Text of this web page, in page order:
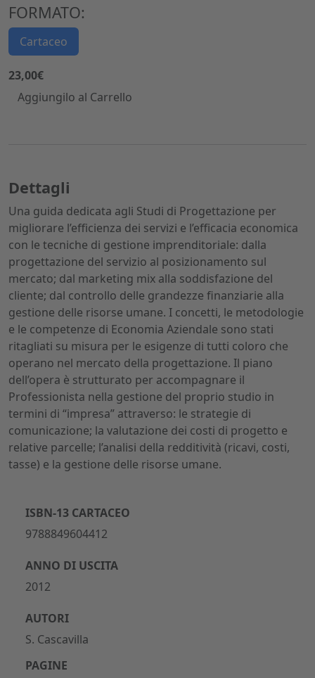
FORMATO:
Cartaceo
23,00€
Aggiungilo al Carrello
Dettagli
Una guida dedicata agli Studi di Progettazione per
migliorare l’efficienza dei servizi e l’efficacia economica
con le tecniche di gestione imprenditoriale: dalla
progettazione del servizio al posizionamento sul
mercato; dal marketing mix alla soddisfazione del
cliente; dal controllo delle grandezze finanziarie alla
gestione delle risorse umane. I concetti, le metodologie
e le competenze di Economia Aziendale sono stati
ritagliati su misura per le esigenze di tutti coloro che
operano nel mercato della progettazione. Il piano
dell’opera è strutturato per accompagnare il
Professionista nella gestione del proprio studio in
termini di “impresa” attraverso: le strategie di
comunicazione; la valutazione dei costi di progetto e
relative parcelle; l’analisi della redditività (ricavi, costi,
tasse) e la gestione delle risorse umane.
ISBN-13 CARTACEO
9788849604412
ANNO DI USCITA
2012
AUTORI
S. Cascavilla
PAGINE